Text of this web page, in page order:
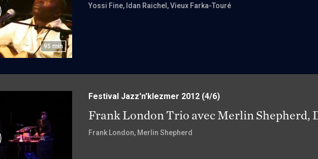
95 min
Yossi Fine, Idan Raichel , Vieux Farka-Touré
Festival Jazz'n'klezmer 2012 (4/6)
Frank London Trio avec Merlin Shepherd,
Frank London, Merlin Shepherd